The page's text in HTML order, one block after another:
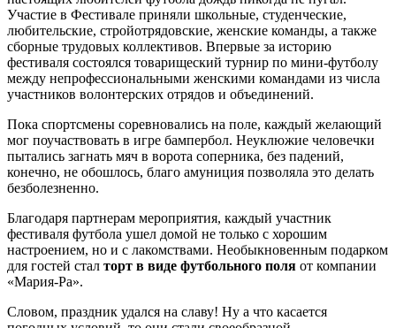
Участие в Фестивале приняли школьные, студенческие,
любительские, стройотрядовские, женские команды, а также
сборные трудовых коллективов. Впервые за историю
фестиваля состоялся товарищеский турнир по мини-футболу
между непрофессиональными женскими командами из числа
участников волонтерских отрядов и объединений.
Пока спортсмены соревновались на поле, каждый желающий
мог поучаствовать в игре бампербол. Неуклюжие человечки
пытались загнать мяч в ворота соперника, без падений,
конечно, не обошлось, благо амуниция позволяла это делать
безболезненно.
Благодаря партнерам мероприятия, каждый участник
фестиваля футбола ушел домой не только с хорошим
настроением, но и с лакомствами. Необыкновенным подарком
для гостей стал торт в виде футбольного поля от компании
«Мария-Ра».
Словом, праздник удался на славу! Ну а что касается